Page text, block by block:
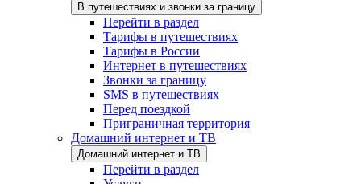
В путешествиях и звонки за границу
Перейти в раздел
Тарифы в путешествиях
Тарифы в России
Интернет в путешествиях
Звонки за границу
SMS в путешествиях
Перед поездкой
Приграничная территория
Домашний интернет и ТВ
Домашний интернет и ТВ
Перейти в раздел